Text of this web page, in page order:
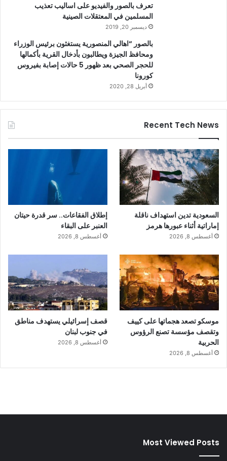
تعرف بالصور والفيديو على اساليب تعذيب
المسلمين في المعتقلات الصينية
ديسمبر 20, 2019
بالصور “اهالي المنصورية يستغثون برئيس الوزراء
ومحافظ الجيزة ويطالبون بأدخال القرية بأكمالها
للحجر الصحي بعد ظهور 5 حالات إصابة بفيروس
كورونا
أبريل 28, 2020
Recent Tech News
السعودية تدين استهداف ناقلة
إماراتية أثناء عبورها هرمز
أغسطس 8, 2026
إطلاق الفقاعات.. سر قدرة حيتان
العنبر على البقاء
أغسطس 8, 2026
موسكو تصعد هجماتها على كييف
وتقصف مؤسسة تصنع الرؤوس
الحربية
أغسطس 8, 2026
قصف إسرائيلي يستهدف مناطق
في جنوب لبنان
أغسطس 8, 2026
Most Viewed Posts